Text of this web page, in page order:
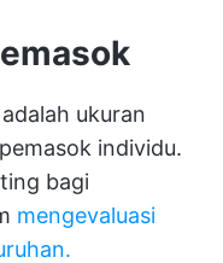
ukuran
individu.
bagi
mengevaluasi